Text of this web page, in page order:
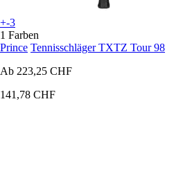
+-3
1 Farben
Prince Tennisschläger TXTZ Tour 98
Ab 223,25 CHF
141,78 CHF